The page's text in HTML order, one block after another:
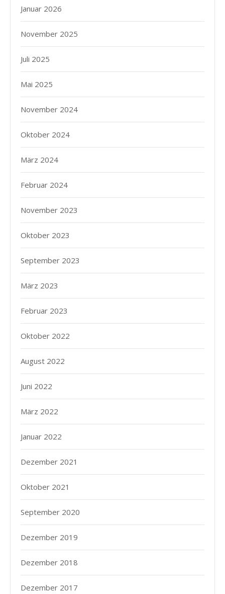
Januar 2026
November 2025
Juli 2025
Mai 2025
November 2024
Oktober 2024
März 2024
Februar 2024
November 2023
Oktober 2023
September 2023
März 2023
Februar 2023
Oktober 2022
August 2022
Juni 2022
März 2022
Januar 2022
Dezember 2021
Oktober 2021
September 2020
Dezember 2019
Dezember 2018
Dezember 2017